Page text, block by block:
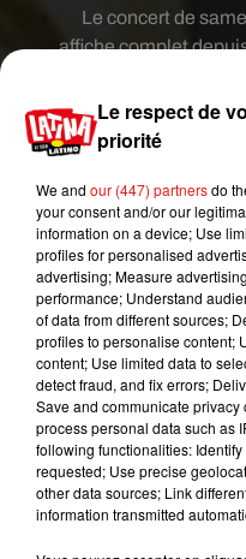
Le concert de
affiche complet
les petits
peuvent s’attendre
semaine dernière en
comme des shows à
beaucoup d’émotion
les fans présents
avouons que
beaucoup avec ses
mais sait aussi
lorsqu’il rencontre
et admiratrices.
beaucoup donné
réputation de beau
fois de tenue. On
donner à Paris. Par
Le respect de
priorité
We and our (447) partnersdo
your consent and/or our
information on a device; Use
profiles for personalised
advertising; Measure
performance; Understand
of data from different sources;
profiles to personalise content;
content; Use limited data to
detect fraud, and fix errors;
Save and communicate
process personal data such as
following functionalities:
requested; Use precise
other data sources; Link
information transmitted